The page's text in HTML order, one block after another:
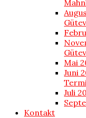
Mai
Juni
Juli
Kontakt